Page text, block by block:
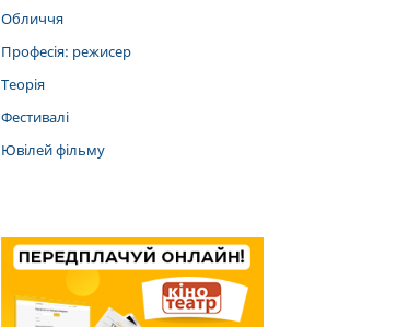
Обличчя
Професія: режисер
Теорія
Фестивалі
Ювілей фільму